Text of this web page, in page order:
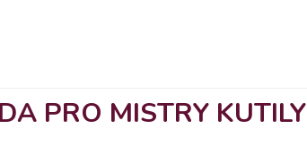
PRO MISTRY KUTILY